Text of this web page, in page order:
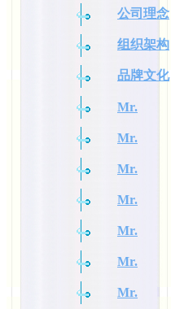
公司理念
组织架构
品牌文化
Mr.
Mr.
Mr.
Mr.
Mr.
Mr.
Mr.